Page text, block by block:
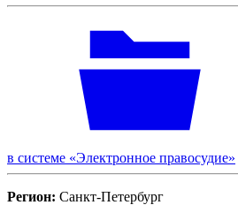
в системе «Электронное правосудие»
Регион: Санкт-Петербург